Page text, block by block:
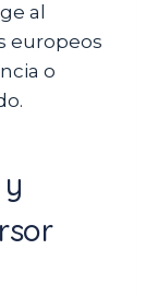
al
europeos
o